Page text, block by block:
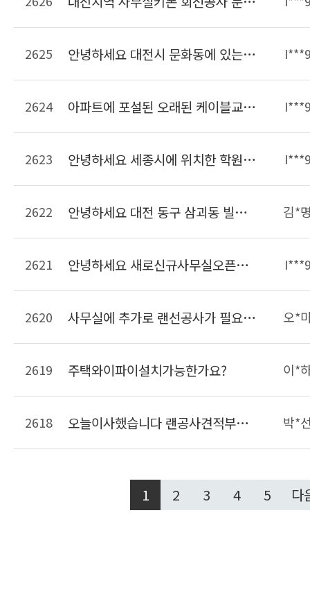
2625 안녕하세요 대전시 문화동에 있는 사무실입니다. 크기는 약 20여평되고 PC가 6대 인터넷전화기 6대가 있습니다. 이사한 후에 현재 이전의 선을 연결해서 사용하고 있는데 선작업이 필요하여 문의드립니다.
2624 아파트에 포설된 오래된 케이블교체작업 가능한가요??? 단자함에 전기콘센트가 없는데 이것도 만들어 주실수 있는지 알고싶습니다
2623 안녕하세요 세종시에 위치한 학원입니다 학원리모델링하면서 랜선정리하려고합니다 비용은 어느정도하는지 궁금합니다
2622 안녕하세요 대전 동구 삼괴동 빌라인데 14세대입니다. 주차장쪽에 전화용구선단자함이 있고 집내부에는 단자함이 없습니다. 전화선코드만있는데 아파트처럼 인터넷을 사용할려면 얼마나 나오나요?? 김*
2621 안녕하세요 새로신규사무실오픈준비중인데요 현장방문해서 랜공사 견적가능한가요 랜공사 금액 비용을 알수있을가요 연락주세요~
2620 사무실에 추가로 랜선공사가 필요합니다.연락주세요 오*
2619 주택와이파이설치가능한가요? 이*
2618 오늘이사했습니다 랜공사견적부탁드려요 박*
1 2 3 4 5 다